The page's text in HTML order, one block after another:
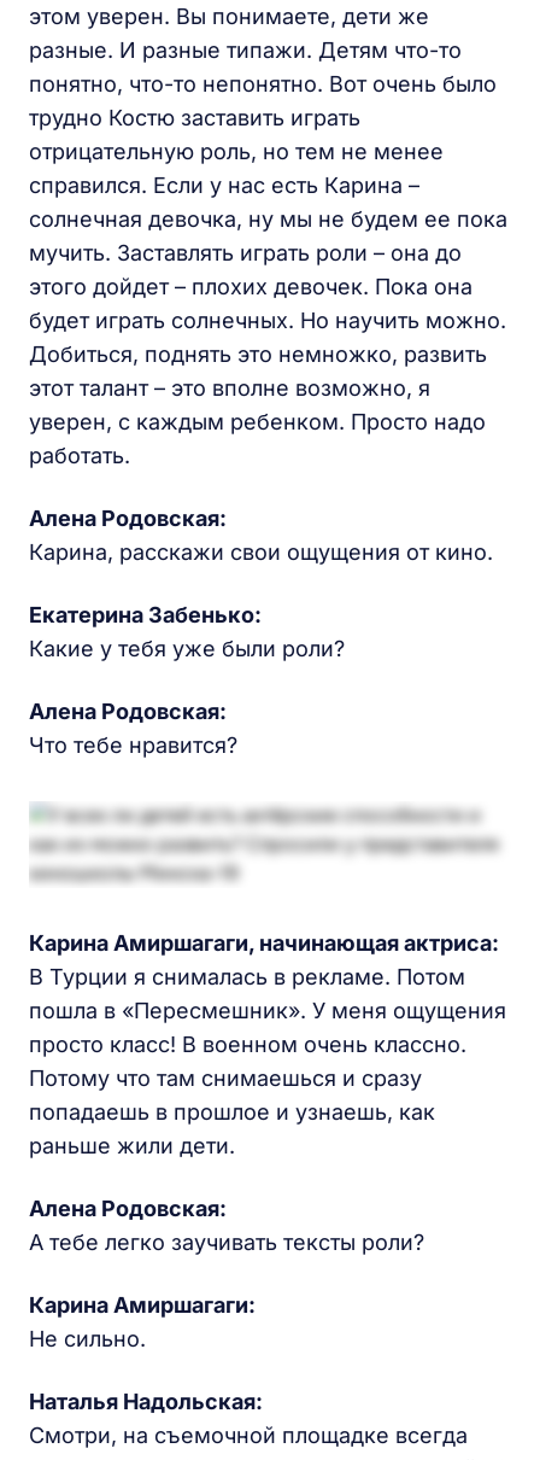
этом уверен. Вы понимаете, дети же
разные. И разные типажи. Детям что-то
понятно, что-то непонятно. Вот очень было
трудно Костю заставить играть
отрицательную роль, но тем не менее
справился. Если у нас есть Карина –
солнечная девочка, ну мы не будем ее пока
мучить. Заставлять играть роли – она до
этого дойдет – плохих девочек. Пока она
будет играть солнечных. Но научить можно.
Добиться, поднять это немножко, развить
этот талант – это вполне возможно, я
уверен, с каждым ребенком. Просто надо
работать.
Алена Родовская:
Карина, расскажи свои ощущения от кино.
Екатерина Забенько:
Какие у тебя уже были роли?
Алена Родовская:
Что тебе нравится?
Карина Амиршагаги, начинающаяактриса:
В Турции я снималась в рекламе. Потом
пошла в «Пересмешник». У меня ощущения
просто класс! В военном очень классно.
Потому что там снимаешься и сразу
попадаешь в прошлое и узнаешь, как
раньше жили дети.
Алена Родовская:
А тебе легко заучивать тексты роли?
Карина Амиршагаги:
Не сильно.
Наталья Надольская:
Смотри, на съемочной площадке всегда